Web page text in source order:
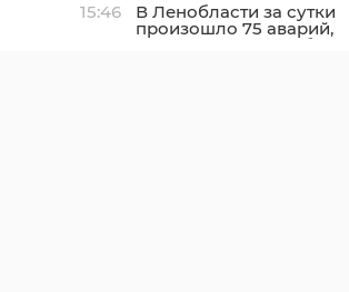
15:46 В Ленобласти за сутки
произошло 75 аварий,
один человек погиб